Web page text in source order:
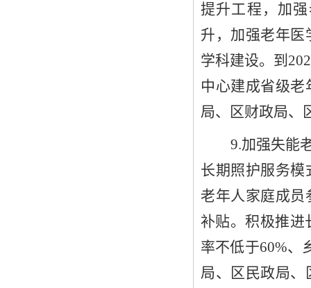
提升工程，加
升，加强老年医
学科建设。到
中心建成省级老
局、
区财政局、
9.加强失能
长期照护服务模
老年人家庭成员
补贴。积极推进
率不低于60%、
局、区 民政局、